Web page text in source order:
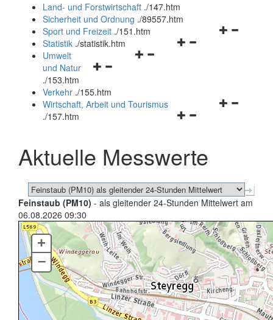
und
schließen
Land- und Forstwirtschaft ./147.htm
Sicherheit und Ordnung ./89557.htm
Navigationsmenü
Sport und Freizeit ./151.htm
Navigationsmenü
Statistik ./statistik.htm
Navigationsmenü
und
schließen
Umwelt
und Natur
./153.htm
Verkehr ./155.htm
Navigationsmenü
schließen
Wirtschaft, Arbeit und Tourismus
./157.htm
Aktuelle Messwerte
Feinstaub (PM10) - als gleitender 24-Stunden Mittelwert am
06.08.2026 09:30
+
–